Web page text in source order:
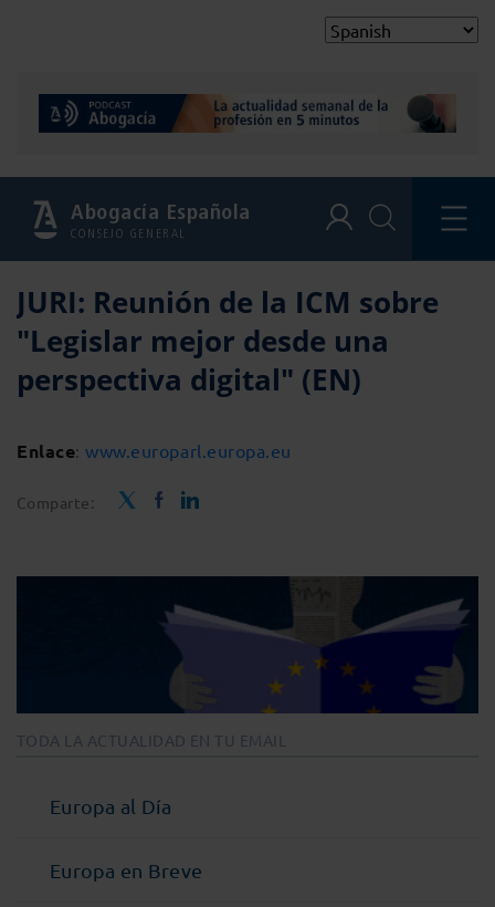
Abogacía Española
CONSEJO GENERAL
JURI: Reunión de la ICM sobre
"Legislar mejor desde una
perspectiva digital" (EN)
Enlace:www.europarl.europa.eu
Comparte:
TODA LA ACTUALIDAD EN TU EMAIL
Europa al Día
Europa en Breve